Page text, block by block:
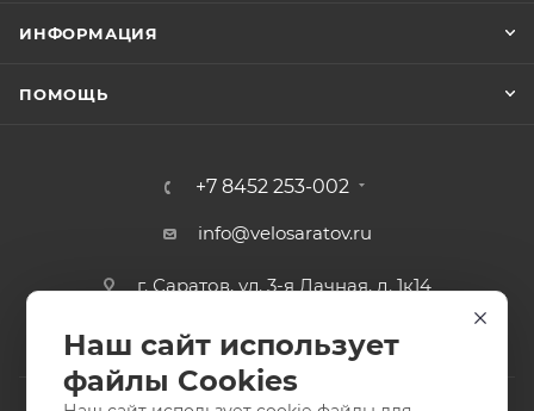
ИНФОРМАЦИЯ
ПОМОЩЬ
+7 8452 253-002
info@velosaratov.ru
г. Саратов, ул. 3-я Дачная, д. 1к14
Наш сайт использует
файлы Cookies